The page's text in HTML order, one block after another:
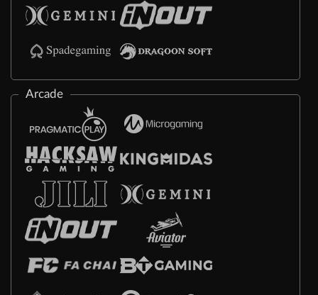
Arcade